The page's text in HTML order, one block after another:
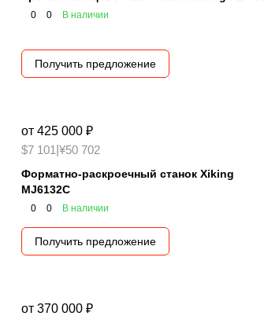
0 0 В наличии
Получить предложение
от 425 000 ₽
$7 101 ¥50 702
Форматно-раскроечный станок Xiking
MJ6132C
0 0 В наличии
Получить предложение
от 370 000 ₽